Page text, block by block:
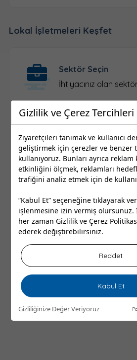
Gizlilik ve Çerez Tercihleri
Ziyaretçileri tanımak ve kullanıcı
geliştirmek için çerezler ve benzer
kullanıyoruz. Bunları ayrıca reklam
etkinliğini ölçmek, reklamları
trafiğini analiz etmek için de
“Kabul Et” seçeneğine tıklayarak
işlenmesine izin vermiş
her zamanGizlilik ve Çerez
ederek değiştirebilirsiniz.
Reddet
Kabul Et
Gizliliğinize Değer Veriyoruz
Lokal İşletmeleri Keşfet
Sektör Seçin
İhtiyacınız olan
Konum Seçin
İl ve ilçe seçimi yapın.
Firma Seçin
Kayıtlı yerel